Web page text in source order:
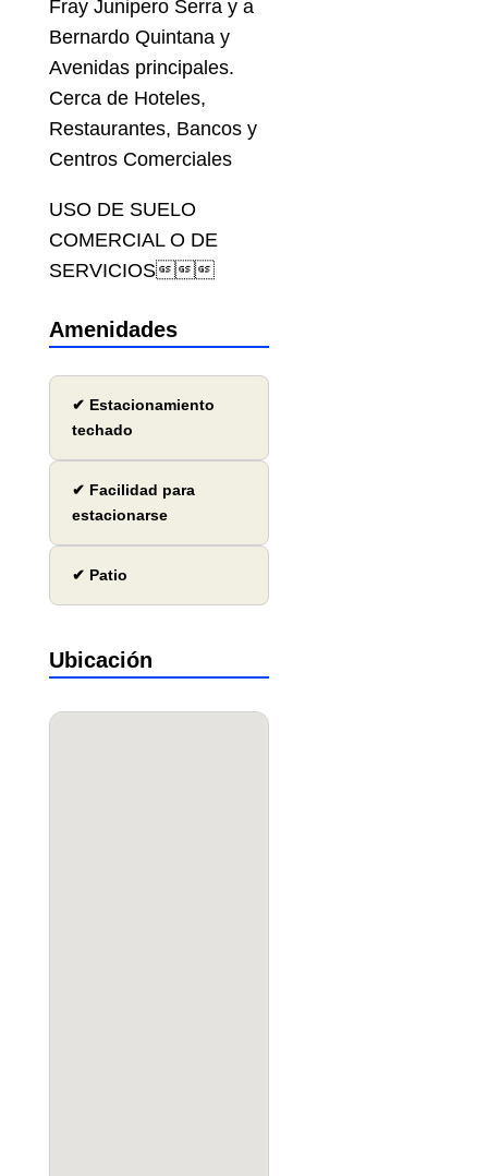
Fray Junipero Serra y a
Bernardo Quintana y
Avenidas principales.
Cerca de Hoteles,
Restaurantes, Bancos y
Centros Comerciales
USO DE SUELO
COMERCIAL O DE
SERVICIOS
Amenidades
✔ Estacionamiento
techado
✔ Facilidad para
estacionarse
✔ Patio
Ubicación